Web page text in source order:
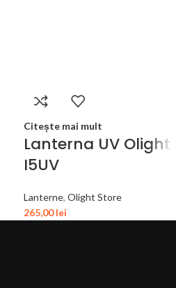
Citește mai mult
Lanterna UV Olight
I5UV
Lanterne, Olight Store
265,00lei